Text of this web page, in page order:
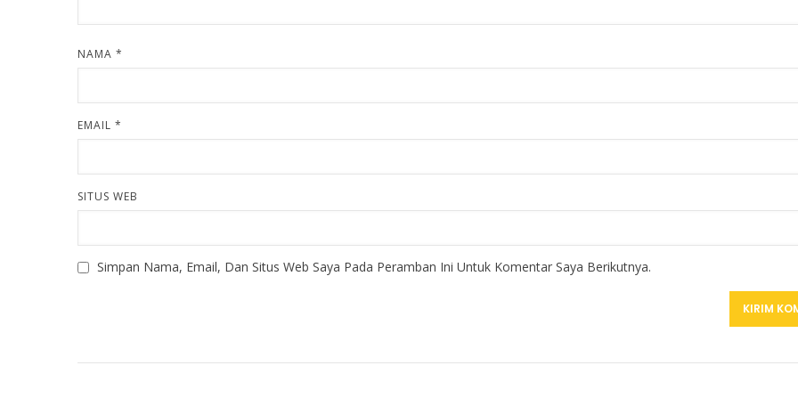
NAMA *
EMAIL *
SITUS WEB
Simpan Nama, Email, Dan Situs Web Saya Pada Peramban Ini Untuk Komentar Saya Berikutnya.